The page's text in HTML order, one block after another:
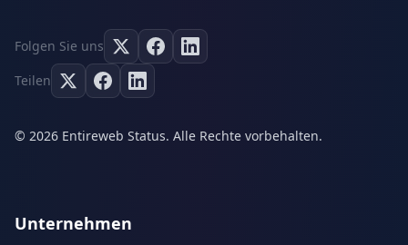
Folgen Sie uns
Teilen
© 2026 Entireweb Status. Alle Rechte vorbehalten.
Unternehmen